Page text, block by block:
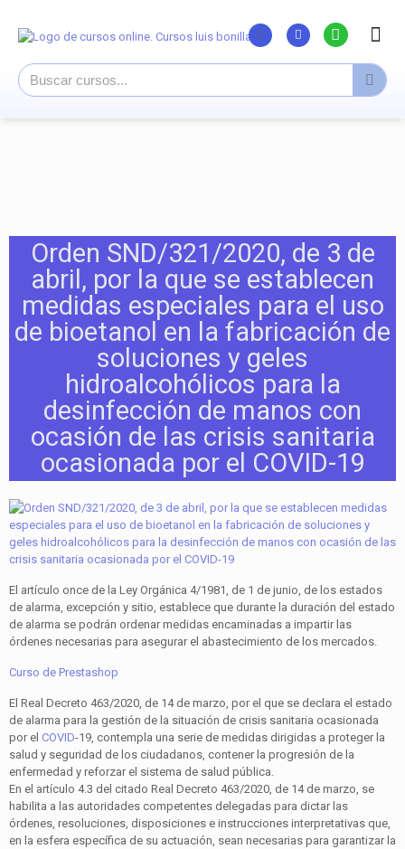
Orden SND/321/2020, de 3 de
abril, por la que se establecen
medidas especiales para el uso
de bioetanol en la fabricación de
soluciones y geles
hidroalcohólicos para la
desinfección de manos con
ocasión de las crisis sanitaria
ocasionada por el COVID-19
El artículo once de la Ley Orgánica 4/1981, de 1 de junio, de los estados
de alarma, excepción y sitio, establece que durante la duración del estado
de alarma se podrán ordenar medidas encaminadas a impartir las
órdenes necesarias para asegurar el abastecimiento de los mercados.
Curso de Prestashop
El Real Decreto 463/2020, de 14 de marzo, por el que se declara el estado
de alarma para la gestión de la situación de crisis sanitaria ocasionada
por el COVID-19, contempla una serie de medidas dirigidas a proteger la
salud y seguridad de los ciudadanos, contener la progresión de la
enfermedad y reforzar el sistema de salud pública.
En el artículo 4.3 del citado Real Decreto 463/2020, de 14 de marzo, se
habilita a las autoridades competentes delegadas para dictar las
órdenes, resoluciones, disposiciones e instrucciones interpretativas que,
en la esfera específica de su actuación, sean necesarias para garantizar la